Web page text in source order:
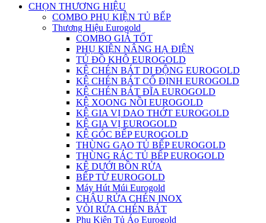
CHỌN THƯƠNG HIỆU
COMBO PHỤ KIỆN TỦ BẾP
Thương Hiệu Eurogold
COMBO GIÁ TỐT
PHỤ KIỆN NÂNG HẠ ĐIỆN
TỦ ĐỒ KHÔ EUROGOLD
KỆ CHÉN BÁT DI ĐỘNG EUROGOLD
KỆ CHÉN BÁT CỐ ĐỊNH EUROGOLD
KỆ CHÉN BÁT ĐĨA EUROGOLD
KỆ XOONG NỒI EUROGOLD
KỆ GIA VỊ DAO THỚT EUROGOLD
KỆ GIA VỊ EUROGOLD
KỆ GÓC BẾP EUROGOLD
THÙNG GẠO TỦ BẾP EUROGOLD
THÙNG RÁC TỦ BẾP EUROGOLD
KỆ DƯỚI BỒN RỬA
BẾP TỪ EUROGOLD
Máy Hút Múi Eurogold
CHẬU RỬA CHÉN INOX
VÒI RỬA CHÉN BÁT
Phụ Kiện Tủ Áo Eurogold